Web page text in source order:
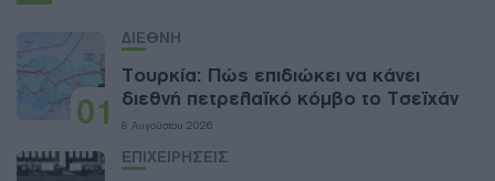
01
ΔΙΕΘΝΗ
Τουρκία: Πώς επιδιώκει να κάνει
διεθνή πετρελαϊκό κόμβο το Τσεϊχάν
8 Αυγούστου 2026
ΕΠΙΧΕΙΡΗΣΕΙΣ